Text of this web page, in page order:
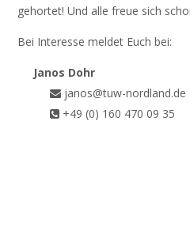
gehortet! Und alle freue sich
Bei Interesse meldet Euch bei:
Janos Dohr
janos@tuw-nordland.de
+49 (0) 160 470 09 35